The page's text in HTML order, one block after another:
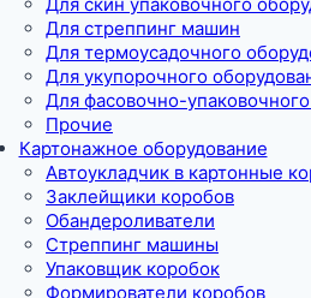
Для стреппинг машин
Для термоусадочного
Для укупорочного
Для фасовочно-
Прочие
Картонажное оборудование
Автоукладчик в картонные
Заклейщики коробов
Обандероливатели
Стреппинг машины
Упаковщик коробок
Формирователи коробов